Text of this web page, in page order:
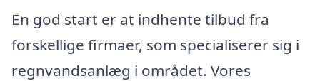
En god start er at indhente tilbud fra
forskellige firmaer, som specialiserer sig i
regnvandsanlæg i området. Vores